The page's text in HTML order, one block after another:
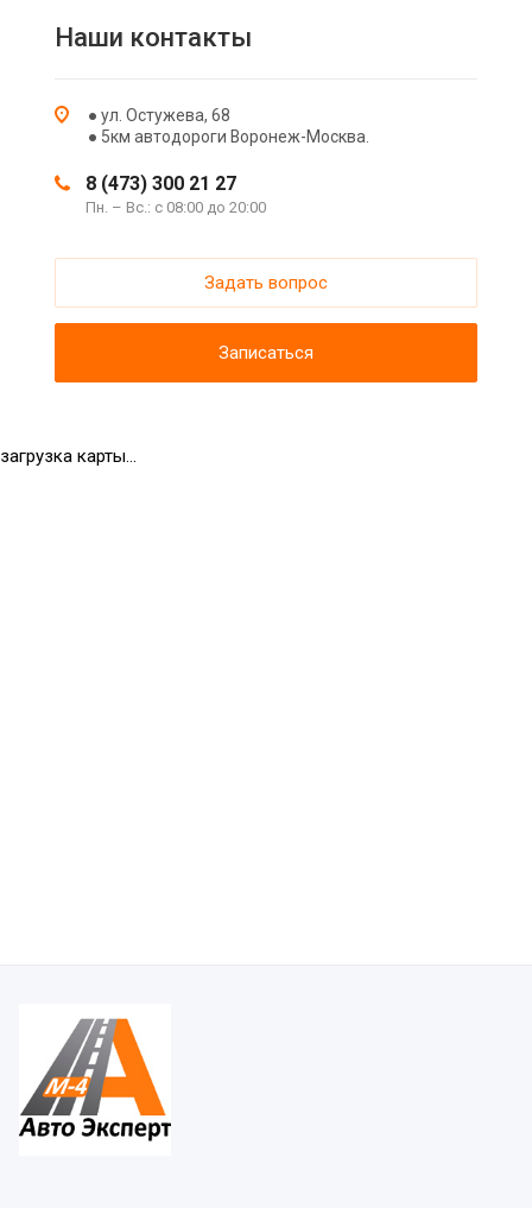
Наши контакты
● ул. Остужева, 68
● 5км автодороги Воронеж-Москва.
8 (473) 300 21 27
Пн. – Вс.: с 08:00 до 20:00
Задать вопрос
Записаться
загрузка карты...